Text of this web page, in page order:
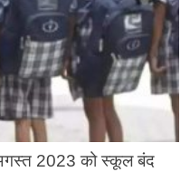
2023 को स्कूल बंद